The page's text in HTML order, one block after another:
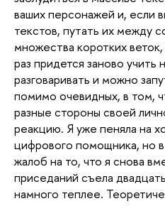
ваших персонажей и, если
текстов, путать их между
множества коротких
раз придется заново учить
разговаривать и можно
помимо очевидных, в том,
разные стороны своей
реакцию. Я уже пеняла на
цифрового помощника, но
жалоб на то, что я снова
приседаний съела
намного теплее.